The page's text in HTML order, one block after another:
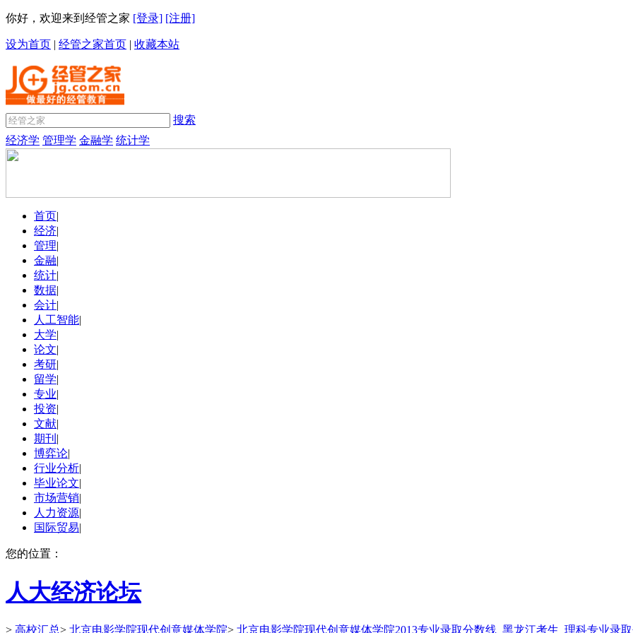
你好，欢迎来到经管之家 [登录] [注册]
设为首页 | 经管之家首页 | 收藏本站
搜索
经济学 管理学 金融学 统计学
首页|
经济|
管理|
金融|
统计|
数据|
会计|
人工智能|
大学|
论文|
考研|
留学|
专业|
投资|
文献|
期刊 |
博弈论|
行业分析|
毕业论文|
市场营销|
人力资源|
国际贸易|
您的位置：
人大经济论坛
> 高校汇总> 北京电影学院现代创意媒体学院> 北京电影学院现代创意媒体学院2013专业录取分数线_黑龙江考生_理科专业录